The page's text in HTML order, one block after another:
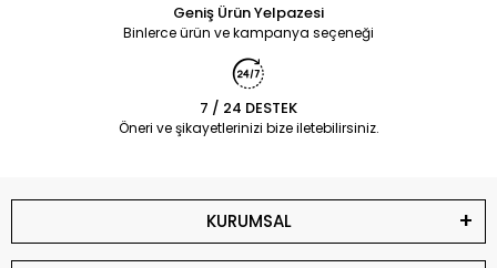
Geniş Ürün Yelpazesi
Binlerce ürün ve kampanya seçeneği
7 / 24 DESTEK
Öneri ve şikayetlerinizi bize iletebilirsiniz.
KURUMSAL